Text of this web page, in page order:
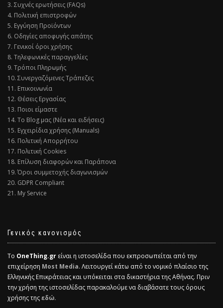
3. Συχνές ερωτήσεις (FAQs)
4. Πολιτική επιστροφών
5. Εγγύηση Προϊόντων
6. Οδηγίες αποφυγής απάτης
7. Γενικοί όροι χρήσης
8. Τηλεφωνικές παραγγελίες
9. Τρόποι Πληρωμής
10. Συνεργαζόμενες Τράπεζες
11. Επικοινωνία
12. Θέσεις Εργασίας
13. Ποιοι είμαστε
14. Το Blog μας (Νέα και ειδήσεις)
15. Εγχειρίδια χρήσης (Manuals)
16. Πολιτική Απορρήτου
17. Πολιτική Cookies
18. Επίλυση διαφορών και Παράπονα
19. Όροι συμμετοχής διαγωνισμών
20. GDPR Compliant
21. My Service
Γενικός κανονισμός
Το OneThing.gr είναι η ιστοσελίδα που εκπροσωπείται από την
επιχείρηση Most Media. Λειτουργεί κάτω από το νομικό πλαίσιο της
Ελληνικής Επικράτειας και υπόκειται στα δικαστήρια της Αθήνας. Πριν
την χρήση της ιστοσελίδας παρακαλούμε να διαβάσατε τους όρους
χρήσης τηςεδώ.